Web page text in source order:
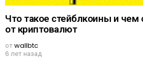
Что такое стейблкоины и чем
от криптовалют
отwallbtc
6 лет назад